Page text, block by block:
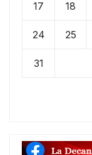
17 18
24 25
31